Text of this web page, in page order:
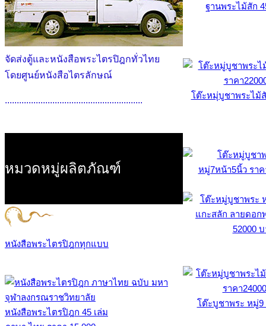
จัดส่งตู้และหนังสือพระไตรปิฎกทั่วไทย
โดยศูนย์หนังสือไตรลักษณ์
..........................................................
หมวดหมู่ผลิตภัณฑ์
หนังสือพระไตรปิฎกทุกแบบ
หนังสือพระไตรปิฎก 45 เล่ม
ฐานพระไม้สัก
โต๊ะหมุ่บูชาพระไม้
โต๊ะบูชาพระ หมู่9